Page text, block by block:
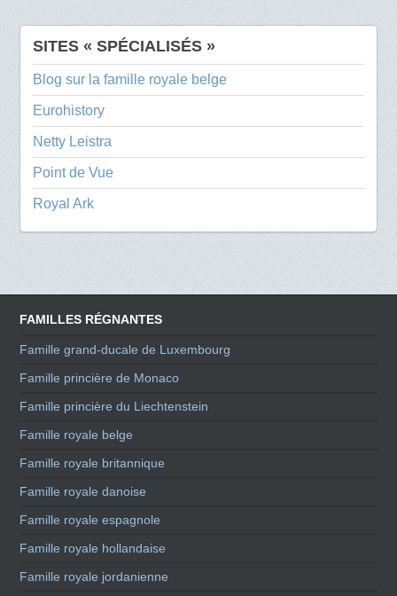
SITES « SPÉCIALISÉS »
Blog sur la famille royale belge
Eurohistory
Netty Leistra
Point de Vue
Royal Ark
FAMILLES RÉGNANTES
Famille grand-ducale de Luxembourg
Famille princière de Monaco
Famille princière du Liechtenstein
Famille royale belge
Famille royale britannique
Famille royale danoise
Famille royale espagnole
Famille royale hollandaise
Famille royale jordanienne